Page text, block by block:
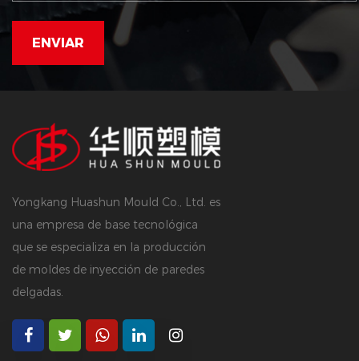
Yongkang Huashun Mould Co., Ltd. es
una empresa de base tecnológica
que se especializa en la producción
de moldes de inyección de paredes
delgadas.